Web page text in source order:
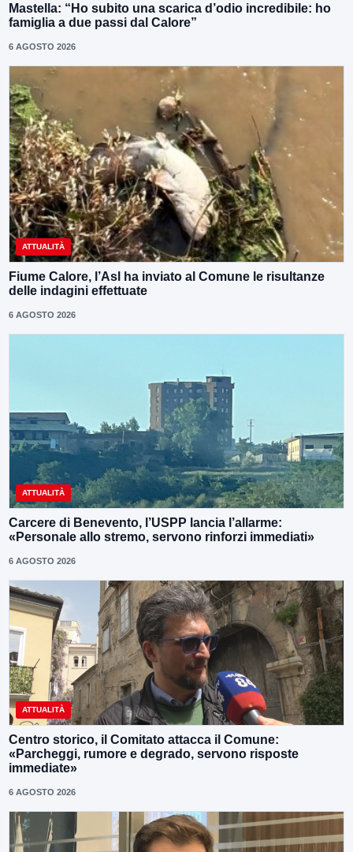
Mastella: “Ho subito una scarica d’odio incredibile: ho
famiglia a due passi dal Calore”
6 AGOSTO 2026
ATTUALITÀ
Fiume Calore, l’Asl ha inviato al Comune le risultanze
delle indagini effettuate
6 AGOSTO 2026
ATTUALITÀ
Carcere di Benevento, l’USPP lancia l’allarme:
«Personale allo stremo, servono rinforzi immediati»
6 AGOSTO 2026
ATTUALITÀ
Centro storico, il Comitato attacca il Comune:
«Parcheggi, rumore e degrado, servono risposte
immediate»
6 AGOSTO 2026